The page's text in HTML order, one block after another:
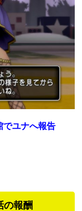
でユナへ報告
の報酬